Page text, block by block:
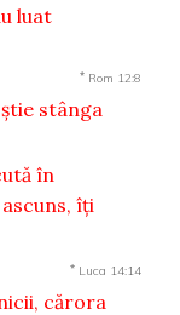
luat
* Rom 12:8
stânga
în
îţi
* Luca 14:14
cărora